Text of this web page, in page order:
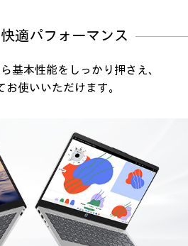
適パフォーマンス
基本性能をしっかり押さえ、
お使いいただけます。